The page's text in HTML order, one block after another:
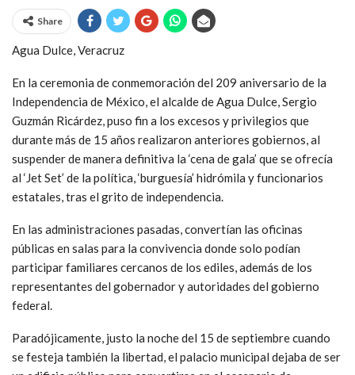
Share
Agua Dulce, Veracruz
En la ceremonia de conmemoración del 209 aniversario de la
Independencia de México, el alcalde de Agua Dulce, Sergio
Guzmán Ricárdez, puso fin a los excesos y privilegios que
durante más de 15 años realizaron anteriores gobiernos, al
suspender de manera definitiva la ‘cena de gala’ que se ofrecía
al ‘Jet Set’ de la política, ‘burguesía’ hidrómila y funcionarios
estatales, tras el grito de independencia.
En las administraciones pasadas, convertían las oficinas
públicas en salas para la convivencia donde solo podían
participar familiares cercanos de los ediles, además de los
representantes del gobernador y autoridades del gobierno
federal.
Paradójicamente, justo la noche del 15 de septiembre cuando
se festeja también la libertad, el palacio municipal dejaba de ser